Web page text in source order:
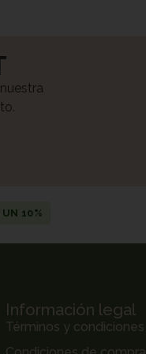
10%
Información legal
Términos y condiciones